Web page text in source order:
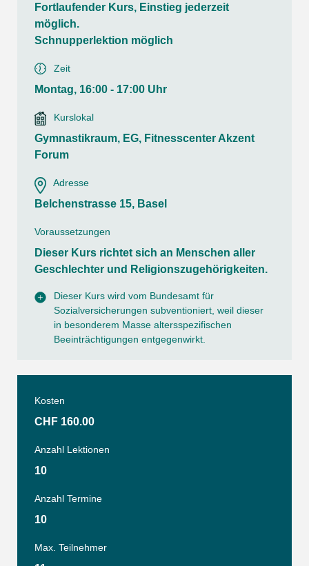
Fortlaufender Kurs, Einstieg jederzeit
möglich.
Schnupperlektion möglich
Zeit
Montag, 16:00 - 17:00 Uhr
Kurslokal
Gymnastikraum, EG, Fitnesscenter Akzent
Forum
Adresse
Belchenstrasse 15, Basel
Voraussetzungen
Dieser Kurs richtet sich an Menschen aller
Geschlechter und Religionszugehörigkeiten.
Dieser Kurs wird vom Bundesamt für
Sozialversicherungen subventioniert, weil dieser
in besonderem Masse altersspezifischen
Beeinträchtigungen entgegenwirkt.
Kosten
CHF 160.00
Anzahl Lektionen
10
Anzahl Termine
10
Max. Teilnehmer